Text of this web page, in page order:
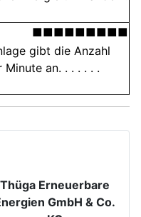
■■■■■■■■■
gibt die Anzahl
an. . . . . . .
Thüga Erneuerbare
GmbH & Co.